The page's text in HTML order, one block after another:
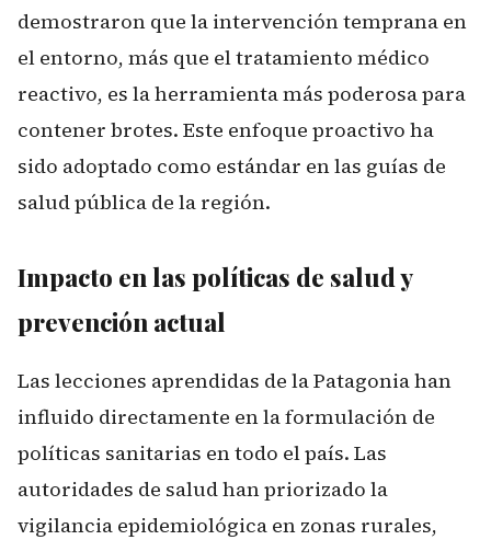
demostraron que la intervención temprana en
el entorno, más que el tratamiento médico
reactivo, es la herramienta más poderosa para
contener brotes. Este enfoque proactivo ha
sido adoptado como estándar en las guías de
salud pública de la región.
Impacto en las políticas de salud y
prevención actual
Las lecciones aprendidas de la Patagonia han
influido directamente en la formulación de
políticas sanitarias en todo el país. Las
autoridades de salud han priorizado la
vigilancia epidemiológica en zonas rurales,